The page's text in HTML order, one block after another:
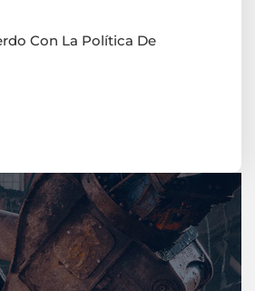
Con La Política De